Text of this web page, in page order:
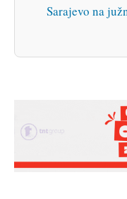
Sarajevo na